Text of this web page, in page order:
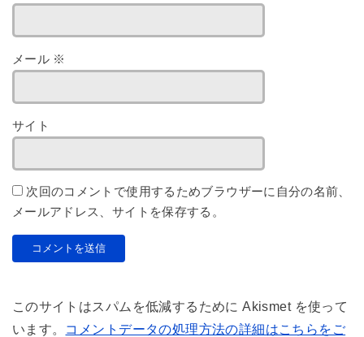
メール ※
サイト
次回のコメントで使用するためブラウザーに自分の名前、
メールアドレス、サイトを保存する。
このサイトはスパムを低減するために Akismet を使って
います。 コメントデータの処理方法の詳細はこちらをご